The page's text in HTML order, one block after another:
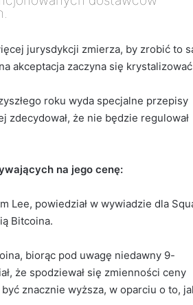
jurysdykcji zmierza, by zrobić to
akceptacja zaczyna się
roku wyda specjalne przepisy
że nie będzie regulował
na jego cenę:
Lee, powiedział w wywiadzie dla
Bitcoina.
biorąc pod uwagę niedawny 9-
że spodziewał się zmienności ceny
znacznie wyższa, w oparciu o to,